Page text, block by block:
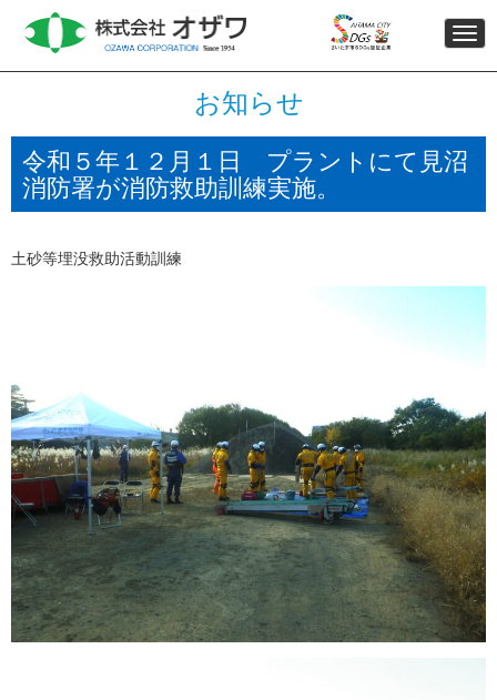
お知らせ
令和５年１２月１日 プラントにて見沼
消防署が消防救助訓練実施。
土砂等埋没救助活動訓練